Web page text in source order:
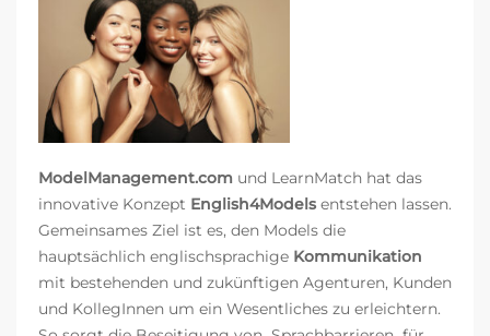
ModelManagement.com und LearnMatch hat das
innovative Konzept English4Models entstehen lassen.
Gemeinsames Ziel ist es, den Models die
hauptsächlich englischsprachige Kommunikation
mit bestehenden und zukünftigen Agenturen, Kunden
und KollegInnen um ein Wesentliches zu erleichtern.